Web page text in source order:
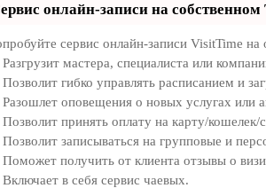
онлайн-записи на собственном
сервис онлайн-записи VisitTime
мастера, специалиста или
гибко управлять расписанием и
оповещения о новых услугах или
принять оплату на карту/кошелек/
записываться на групповые и
получить от клиента отзывы о
в себя сервис чаевых.